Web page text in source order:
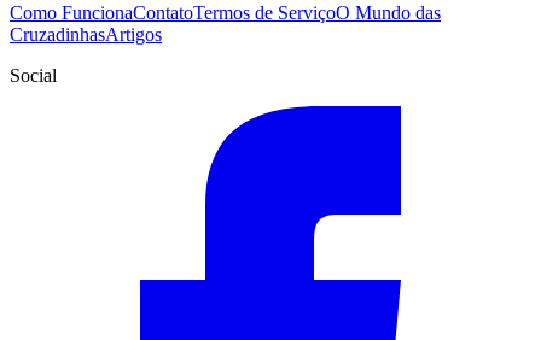
Como FuncionaContatoTermos de ServiçoO Mundo das
CruzadinhasArtigos
Social